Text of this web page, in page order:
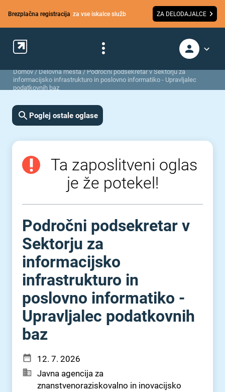
Brezplačna registracija za vse iskalce služb ZA DELODAJALCE
Domov/Delovna mesta/Področni podsekretar v Sektorju za
informacijsko infrastrukturo in poslovno informatiko - Upravljalec
podatkovnih baz
Poglej ostale oglase
Ta zaposlitveni oglas
je že potekel!
Področni podsekretar v
Sektorju za
informacijsko
infrastrukturo in
poslovno informatiko -
Upravljalec podatkovnih
baz
12. 7. 2026
Javna agencija za
znanstvenoraziskovalno in inovacijsko